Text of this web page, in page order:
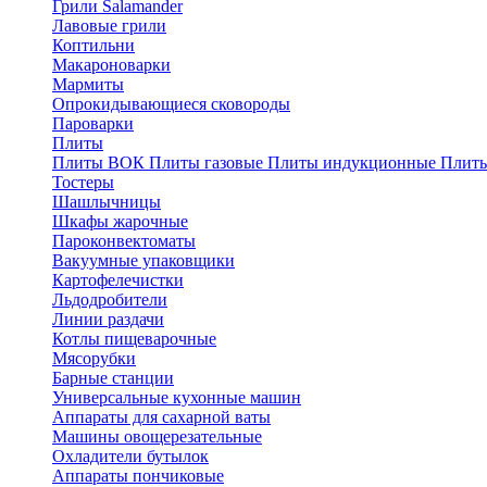
Грили Salamander
Лавовые грили
Коптильни
Макароноварки
Мармиты
Опрокидывающиеся сковороды
Пароварки
Плиты
Плиты ВОК Плиты газовые Плиты индукционные
Тостеры
Шашлычницы
Шкафы жарочные
Пароконвектоматы
Вакуумные упаковщики
Картофелечистки
Льдодробители
Линии раздачи
Котлы пищеварочные
Мясорубки
Барные станции
Универсальные кухонные машин
Аппараты для сахарной ваты
Машины овощерезательные
Охладители бутылок
Аппараты пончиковые